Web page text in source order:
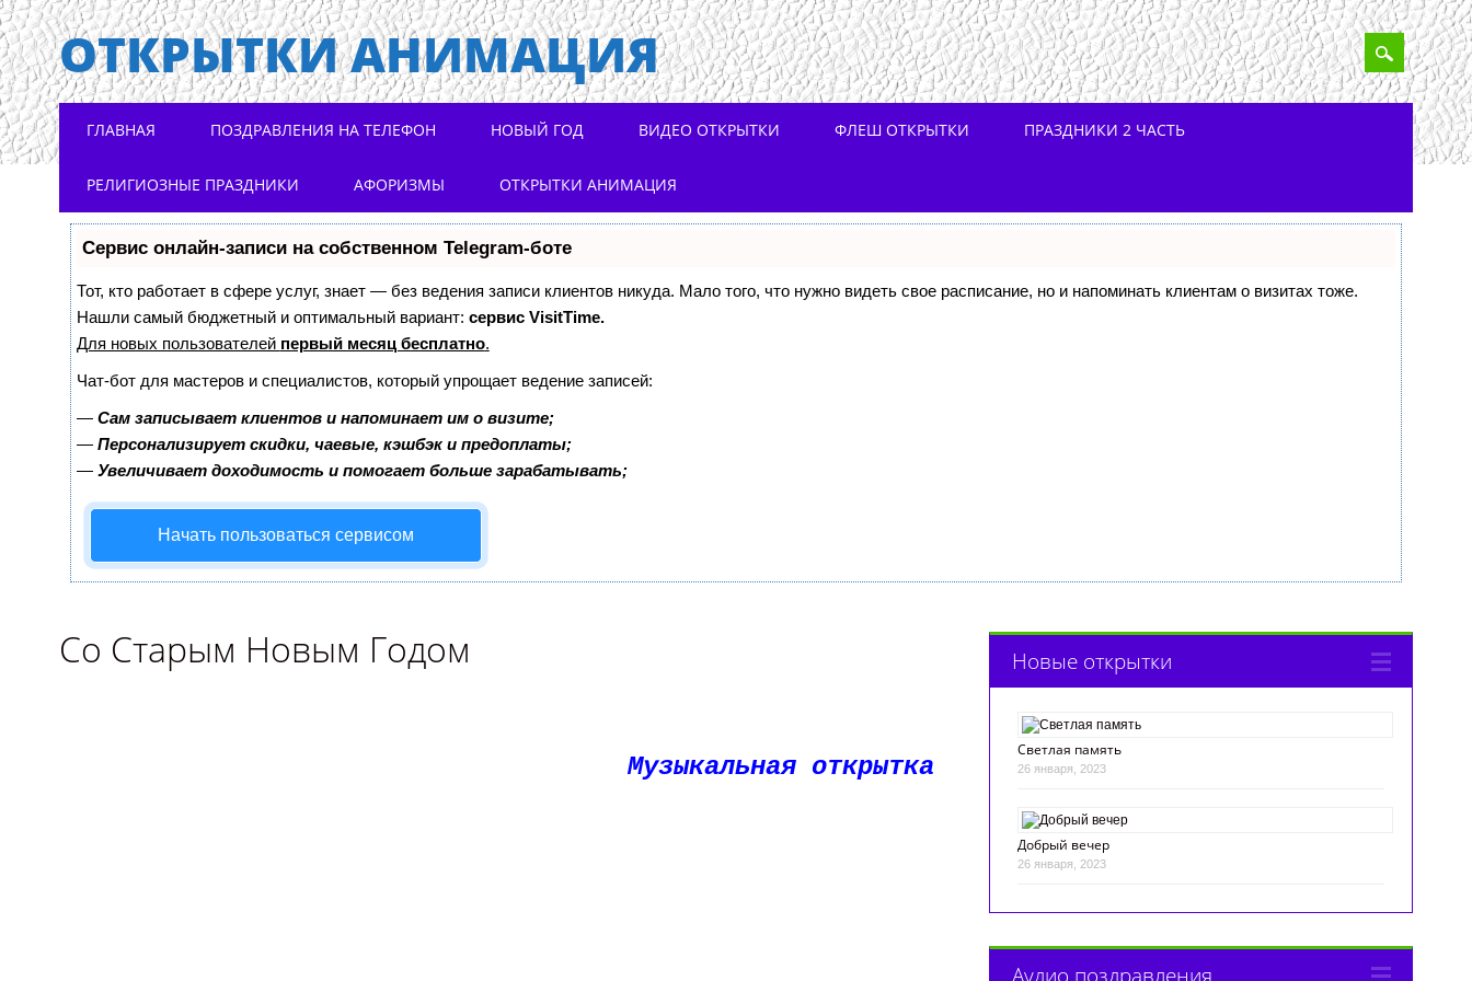
ОТКРЫТКИ АНИМАЦИЯ
Main menu
Skip to content
ГЛАВНАЯ ПОЗДРАВЛЕНИЯ НА ТЕЛЕФОН НОВЫЙ ГОД ВИДЕО ОТКРЫТКИ ФЛЕШ ОТКРЫТКИ ПРАЗДНИКИ 2 ЧАСТЬ
РЕЛИГИОЗНЫЕ ПРАЗДНИКИ АФОРИЗМЫ ОТКРЫТКИ АНИМАЦИЯ
Сервис онлайн-записи на собственном Telegram-боте
Тот, кто работает в сфере услуг, знает — без ведения записи клиентов никуда. Мало того, что нужно видеть свое расписание, но и напоминать клиентам о визитах тоже.
Нашли самый бюджетный и оптимальный вариант: сервис VisitTime.
Для новых пользователей первый месяц бесплатно.
Чат-бот для мастеров и специалистов, который упрощает ведение записей:
— Сам записывает клиентов и напоминает им о визите;
— Персонализирует скидки, чаевые, кэшбэк и предоплаты;
— Увеличивает доходимость и помогает больше зарабатывать;
Начать пользоваться сервисом
Со Старым Новым Годом
Музыкальная открытка
Новые открытки
Светлая память
26 января, 2023
Добрый вечер
26 января, 2023
Аудио поздравления